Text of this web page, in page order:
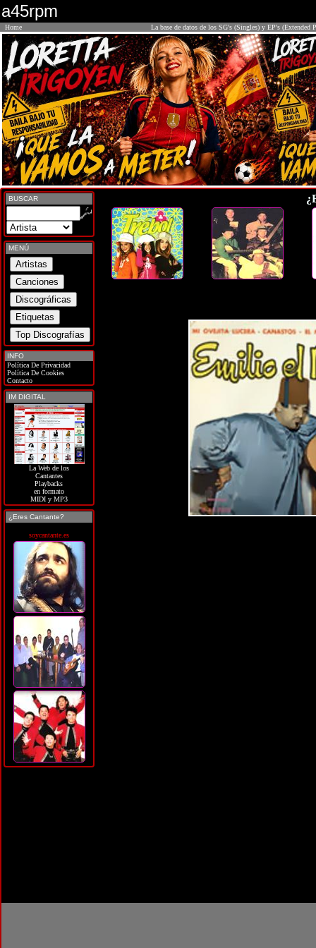
a45rpm
Home La base de datos de los SG's (Singles) y EP's (Extended
BUSCAR
MENÚ
INFO
Política De Privacidad
Política De Cookies
Contacto
IM DIGITAL
La Web de los
Cantantes
Playbacks
en formato
MIDI y MP3
¿Eres Cantante?
soycantante.es